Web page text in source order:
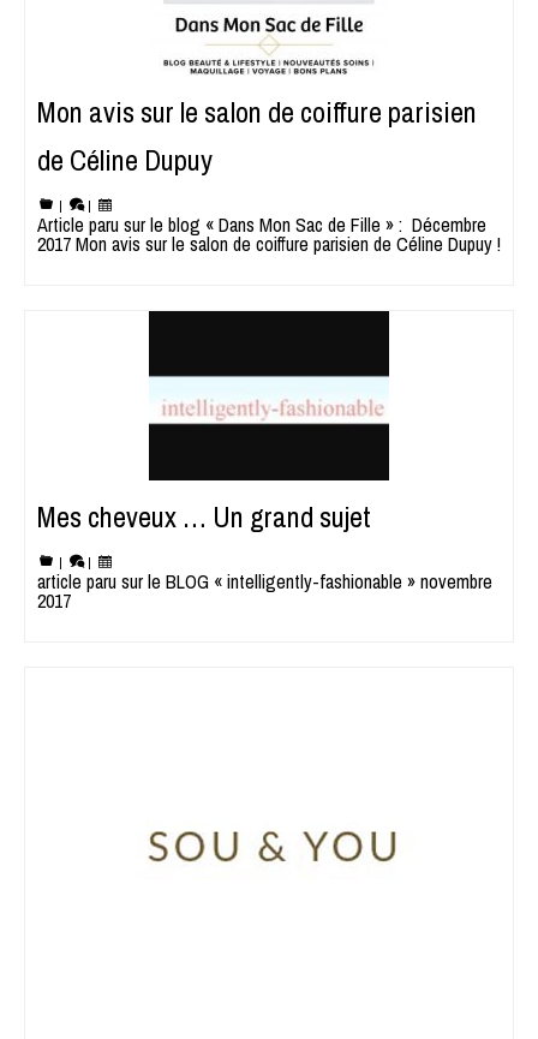
Mon avis sur le salon de coiffure parisien
de Céline Dupuy
| |
Article paru sur le blog « Dans Mon Sac de Fille » : Décembre
2017 Mon avis sur le salon de coiffure parisien de Céline Dupuy !
Mes cheveux … Un grand sujet
| |
article paru sur le BLOG « intelligently-fashionable » novembre
2017